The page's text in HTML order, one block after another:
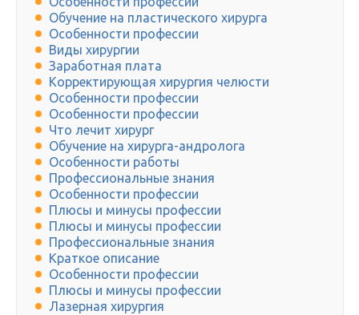
Обучение на пластического хирурга
Особенности профессии
Виды хирургии
Заработная плата
Корректирующая хирургия челюсти
Особенности профессии
Особенности профессии
Что лечит хирург
Обучение на хирурга-андролога
Особенности работы
Профессиональные знания
Особенности профессии
Плюсы и минусы профессии
Плюсы и минусы профессии
Профессиональные знания
Краткое описание
Особенности профессии
Плюсы и минусы профессии
Лазерная хирургия